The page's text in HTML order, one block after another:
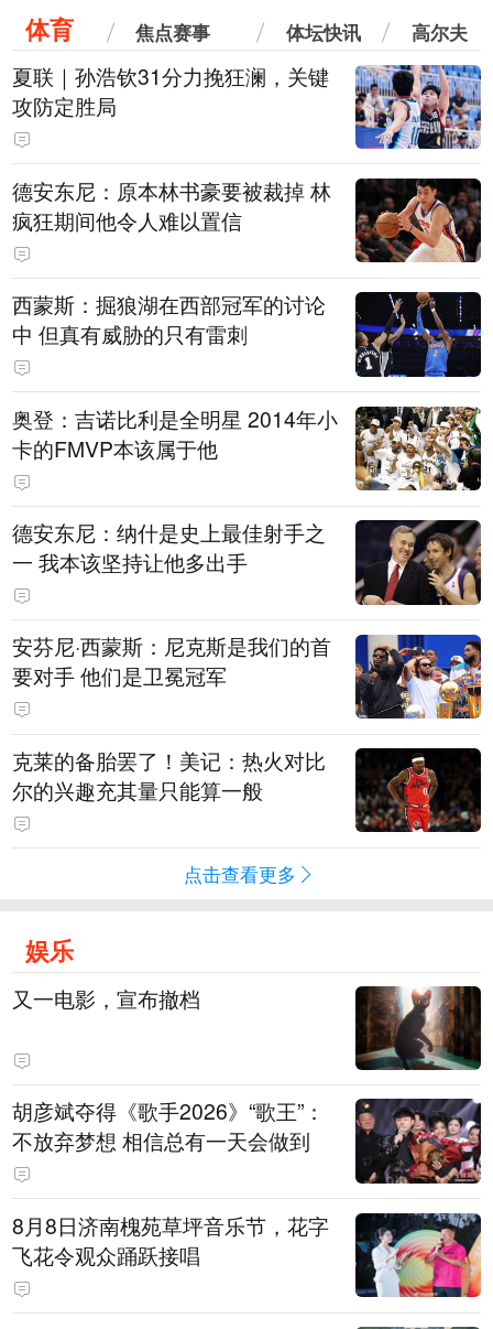
体育 焦点赛事 体坛快讯 高尔夫
夏联｜孙浩钦31分力挽狂澜，关键
攻防定胜局
德安东尼：原本林书豪要被裁掉 林
疯狂期间他令人难以置信
西蒙斯：掘狼湖在西部冠军的讨论
中 但真有威胁的只有雷刺
奥登：吉诺比利是全明星 2014年小
卡的FMVP本该属于他
德安东尼：纳什是史上最佳射手之
一 我本该坚持让他多出手
安芬尼·西蒙斯：尼克斯是我们的首
要对手 他们是卫冕冠军
克莱的备胎罢了！美记：热火对比
尔的兴趣充其量只能算一般
点击查看更多
娱乐
又一电影，宣布撤档
胡彦斌夺得《歌手2026》“歌王”：
不放弃梦想 相信总有一天会做到
8月8日济南槐苑草坪音乐节，花字
飞花令观众踊跃接唱